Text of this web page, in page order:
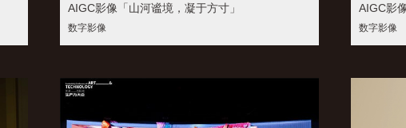
AIGC影像「山河谧境，凝于方寸」
数字影像
AIGC影
数字影像